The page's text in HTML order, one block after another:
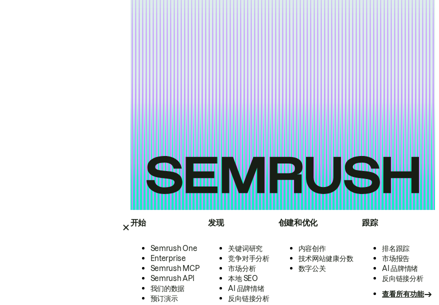
开始
Semrush One
Enterprise
Semrush MCP
Semrush API
我们的数据
预订演示
发现
关键词研究
竞争对手分析
市场分析
本地 SEO
AI 品牌情绪
反向链接分析
创建和优化
内容创作
技术网站健康分数
数字公关
跟踪
排名跟踪
市场报告
AI 品牌情绪
反向链接分析
查看所有功能